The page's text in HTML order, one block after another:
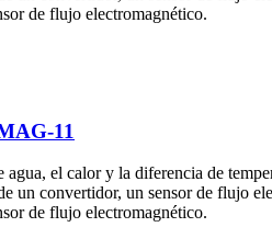
de flujo electromagnético.
11
el calor y la diferencia de
un convertidor, un sensor de flujo
de flujo electromagnético.